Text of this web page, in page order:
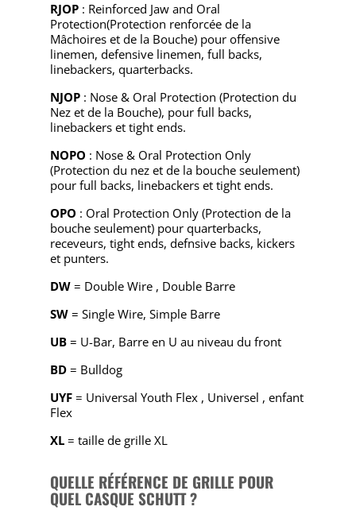
RJOP : Reinforced Jaw and Oral
Protection(Protection renforcée de la
Mâchoires et de la Bouche) pour offensive
linemen, defensive linemen, full backs,
linebackers, quarterbacks.
NJOP : Nose & Oral Protection (Protection du
Nez et de la Bouche), pour full backs,
linebackers et tight ends.
NOPO : Nose & Oral Protection Only
(Protection du nez et de la bouche seulement)
pour full backs, linebackers et tight ends.
OPO : Oral Protection Only (Protection de la
bouche seulement) pour quarterbacks,
receveurs, tight ends, defnsive backs, kickers
et punters.
DW = Double Wire , Double Barre
SW = Single Wire, Simple Barre
UB = U-Bar, Barre en U au niveau du front
BD = Bulldog
UYF = Universal Youth Flex , Universel , enfant
Flex
XL = taille de grille XL
QUELLE RÉFÉRENCE DE GRILLE POUR
QUEL CASQUE SCHUTT ?